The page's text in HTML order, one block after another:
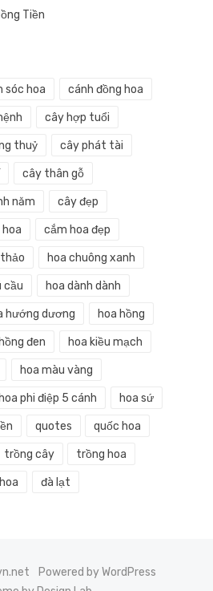
Tiền
sóc hoa cánh đồng hoa
cây hợp tuổi
thuỷ cây phát tài
cây thân gỗ
năm cây đẹp
cắm hoa đẹp
hoa chuông xanh
cầu hoa dành dành
hướng dương hoa hồng
đen hoa kiều mạch
hoa màu vàng
hoa phi điệp 5 cánh hoa sứ
quotes quốc hoa
trồng cây trồng hoa
đà lạt
Powered by WordPress